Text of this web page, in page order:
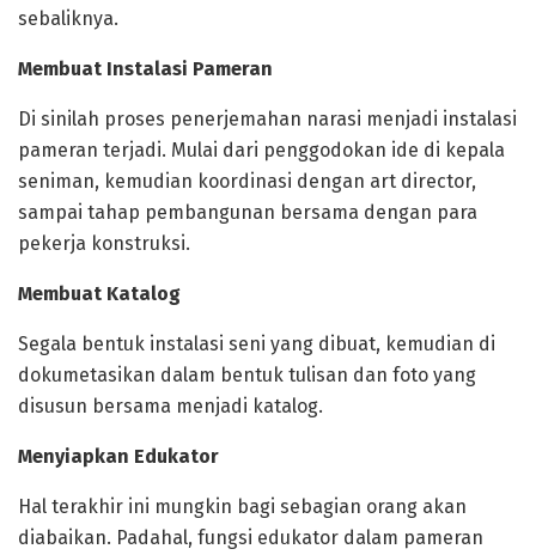
sebaliknya.
Membuat Instalasi Pameran
Di sinilah proses penerjemahan narasi menjadi instalasi
pameran terjadi. Mulai dari penggodokan ide di kepala
seniman, kemudian koordinasi dengan art director,
sampai tahap pembangunan bersama dengan para
pekerja konstruksi.
Membuat Katalog
Segala bentuk instalasi seni yang dibuat, kemudian di
dokumetasikan dalam bentuk tulisan dan foto yang
disusun bersama menjadi katalog.
Menyiapkan Edukator
Hal terakhir ini mungkin bagi sebagian orang akan
diabaikan. Padahal, fungsi edukator dalam pameran